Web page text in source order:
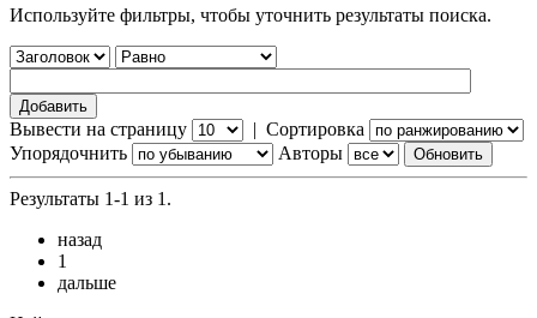
Используйте фильтры, чтобы уточнить результаты поиска.
Вывести на страницу | Сортировка
Упорядочнить
Авторы
Результаты 1-1 из 1.
назад
1
дальше